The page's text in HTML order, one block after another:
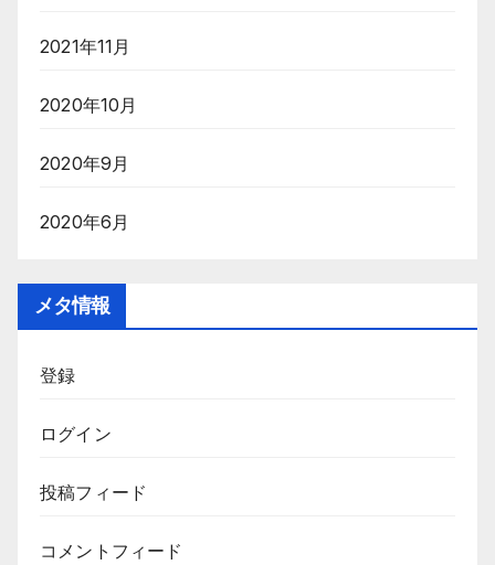
2021年11月
2020年10月
2020年9月
2020年6月
メタ情報
登録
ログイン
投稿フィード
コメントフィード